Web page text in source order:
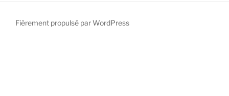
Fièrement propulsé par WordPress